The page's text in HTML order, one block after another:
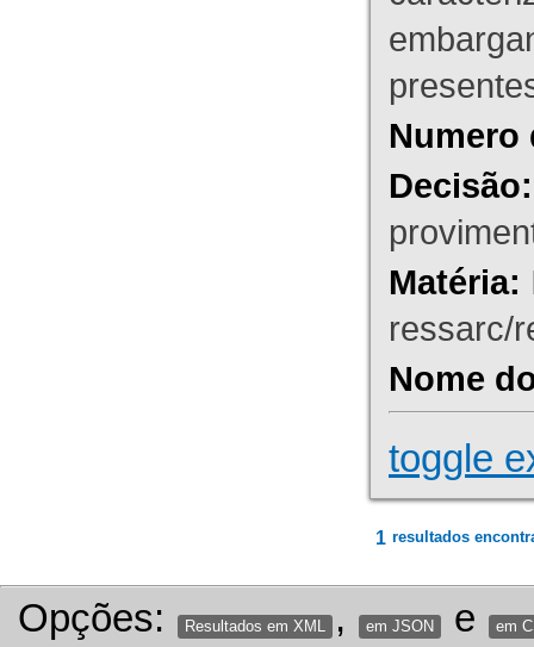
Numero
Decisão:
Matéria:
ressarc/
Nome
toggle
1 resultados
Opções: Resultados em XML , em JSON e em